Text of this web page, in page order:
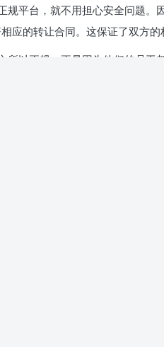
规平台，就不用担心安全问题。
应的转让合同。这保证了双方的
所以正规，正是因为他们的员